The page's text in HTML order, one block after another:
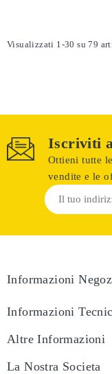
Visualizzati 1-30 su 79
Iscriviti
Ottieni tutte
vendite e le
Informazioni
Informazioni
Altre Informazioni
La Nostra Societa